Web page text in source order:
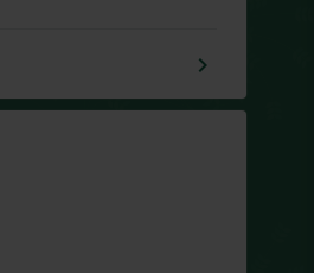
keyboard_arrow_right